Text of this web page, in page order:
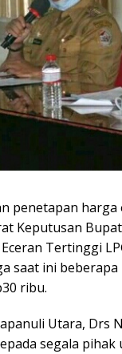
penetapan
Keputusan
Tertinggi
saat ini
ribu.
Utara, Drs
segala